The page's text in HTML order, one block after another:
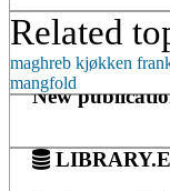
Related
maghreb kjøkken
mangfold
New